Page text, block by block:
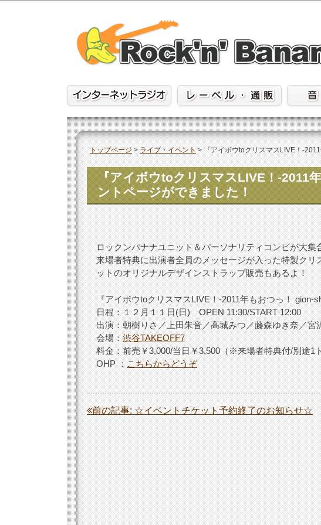
content
トップページ>ライブ・イベント>『アイボウtoクリスマスLIVE！-
『アイボウtoクリスマスLIVE！-
ントページができました！
ロックンバナナユニット＆パーソナリティコンビが大
来場者特典に出演者全員のメッセージが入った特製ク
ットのオリジナルデザインストラップ販売もあるよ！
『アイボウtoクリスマスLIVE！-2011年もおつっ！ gion-
日程：１２月１１日(日) OPEN 11:30/START 12:00
出演：朝樹りさ／上田朱音／高城みつ／藤森ゆき奈／宮
会場：渋谷TAKEOFF7
料金：前売￥3,000/当日￥3,500（※来場者特典付/別途1
OHP ：こちらからどうぞ
投
稿
ナ
ビ
ゲ
前の記事: ☆イベントチケット予約終了のお知らせ☆